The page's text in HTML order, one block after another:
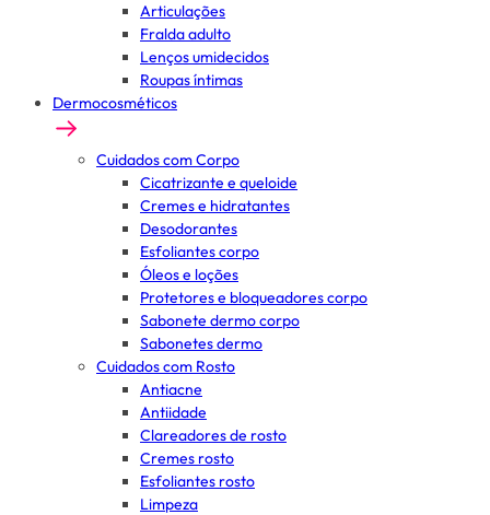
Articulações
Fralda adulto
Lenços umidecidos
Roupas íntimas
Dermocosméticos
Cuidados com Corpo
Cicatrizante e queloide
Cremes e hidratantes
Desodorantes
Esfoliantes corpo
Óleos e loções
Protetores e bloqueadores corpo
Sabonete dermo corpo
Sabonetes dermo
Cuidados com Rosto
Antiacne
Antiidade
Clareadores de rosto
Cremes rosto
Esfoliantes rosto
Limpeza